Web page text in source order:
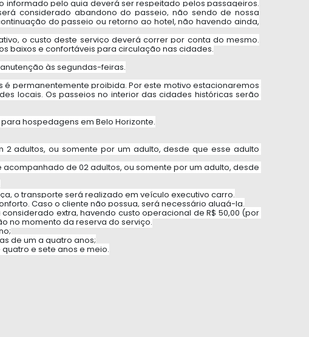
informado pelo guia deverá ser respeitado pelos passageiros.
considerado abandono do passeio, não sendo de nossa
do passeio ou retorno ao hotel, não havendo ainda,
o custo deste serviço deverá correr por conta do mesmo.
baixos e confortáveis para circulação nas cidades.
às segundas-feiras.
permanentemente proibida. Por este motivo estacionaremos
locais. Os passeios no interior das cidades históricas serão
hospedagens em Belo Horizonte.
adultos, ou somente por um adulto, desde que esse adulto
de 02 adultos, ou somente por um adulto, desde
o transporte será realizado em veículo executivo carro.
Caso o cliente não possua, será necessário alugá-la.
extra, havendo custo operacional de R$ 50,00 (por
no momento da reserva do serviço.
de um a quatro anos;
e sete anos e meio.